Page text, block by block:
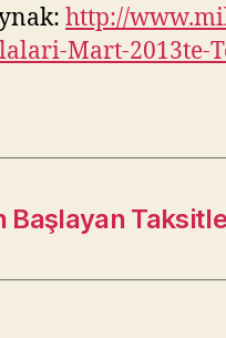
http://
Mart-2013te-
Başlayan